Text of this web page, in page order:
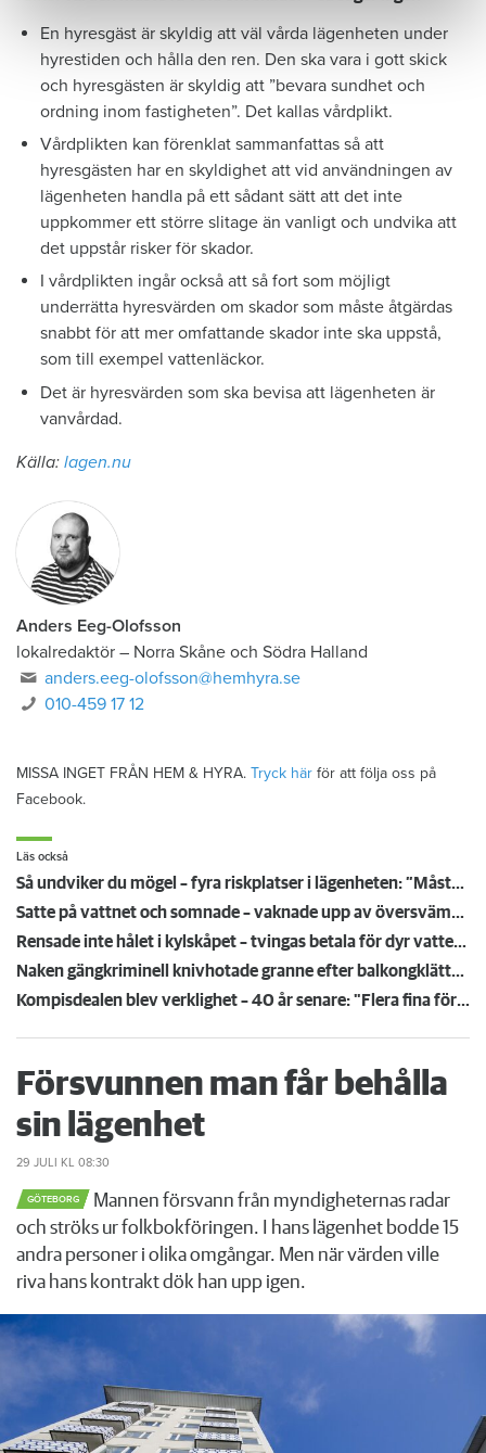
En hyresgäst är skyldig att väl vårda lägenheten under
hyrestiden och hålla den ren. Den ska vara i gott skick
och hyresgästen är skyldig att ”bevara sundhet och
ordning inom fastigheten”. Det kallas vårdplikt.
Vårdplikten kan förenklat sammanfattas så att
hyresgästen har en skyldighet att vid användningen av
lägenheten handla på ett sådant sätt att det inte
uppkommer ett större slitage än vanligt och undvika att
det uppstår risker för skador.
I vårdplikten ingår också att så fort som möjligt
underrätta hyresvärden om skador som måste åtgärdas
snabbt för att mer omfattande skador inte ska uppstå,
som till exempel vattenläckor.
Det är hyresvärden som ska bevisa att lägenheten är
vanvårdad.
Källa: lagen.nu
Anders Eeg-Olofsson
lokalredaktör – Norra Skåne och Södra Halland
anders.eeg-olofsson@hemhyra.se
010-459 17 12
MISSA INGET FRÅN HEM & HYRA. Tryck här för att följa oss på
Facebook.
Läs också
Så undviker du mögel – fyra riskplatser i lägenheten: ”Måste städa bort”
Satte på vattnet och somnade – vaknade upp av översvämning hos grannen
Rensade inte hålet i kylskåpet – tvingas betala för dyr vattenskada
Naken gängkriminell knivhotade granne efter balkongklättring
Kompisdealen blev verklighet – 40 år senare: "Flera fina fördelar med att dela bostad"
Försvunnen man får behålla
sin lägenhet
29 JULI KL 08:30
GÖTEBORG
Mannen försvann från myndigheternas radar
och ströks ur folkbokföringen. I hans lägenhet bodde 15
andra personer i olika omgångar. Men när värden ville
riva hans kontrakt dök han upp igen.